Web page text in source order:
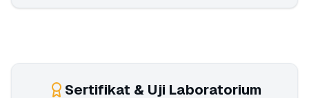
Sertifikat & Uji Laboratorium